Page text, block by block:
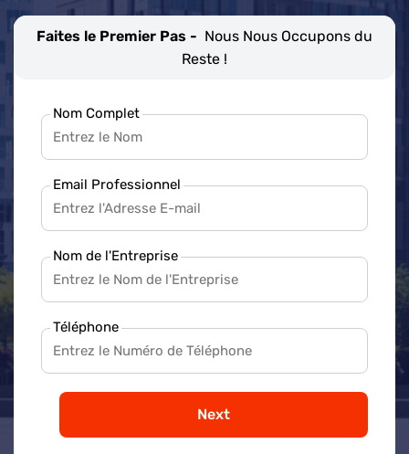
Faites le Premier Pas - Nous Nous Occupons du
Reste !
Nom Complet
Email Professionnel
Nom de l'Entreprise
Téléphone
Next